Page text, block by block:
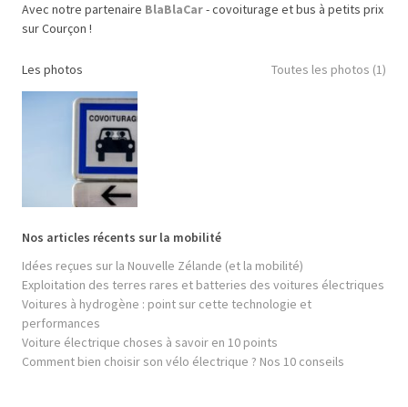
Avec notre partenaire BlaBlaCar- covoiturage et bus à petits prix
sur Courçon !
Les photos Toutes les photos (1)
Nos articles récents sur la mobilité
Idées reçues sur la Nouvelle Zélande (et la mobilité)
Exploitation des terres rares et batteries des voitures électriques
Voitures à hydrogène : point sur cette technologie et
performances
Voiture électrique choses à savoir en 10 points
Comment bien choisir son vélo électrique ? Nos 10 conseils